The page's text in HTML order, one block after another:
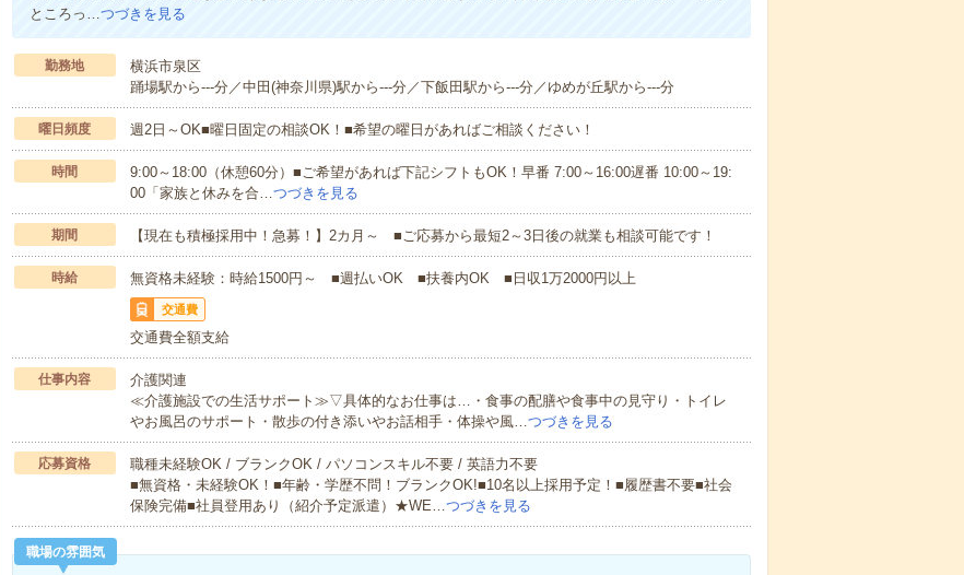
ところっ…つづきを見る
勤務地
横浜市泉区
踊場駅から---分／中田(神奈川県)駅から---分／下飯田駅から---分／ゆめが丘駅から---分
曜日頻度 週2日～OK■曜日固定の相談OK！■希望の曜日があればご相談ください！
時間
9:00～18:00（休憩60分）■ご希望があれば下記シフトもOK！早番 7:00～16:00遅番 10:00～19:
00「家族と休みを合…つづきを見る
期間 【現在も積極採用中！急募！】2カ月～ ■ご応募から最短2～3日後の就業も相談可能です！
時給 無資格未経験：時給1500円～ ■週払いOK ■扶養内OK ■日収1万2000円以上
交通費
交通費全額支給
仕事内容
介護関連
≪介護施設での生活サポート≫▽具体的なお仕事は…・食事の配膳や食事中の見守り・トイレ
やお風呂のサポート・散歩の付き添いやお話相手・体操や風…つづきを見る
応募資格
職種未経験OK / ブランクOK / パソコンスキル不要 / 英語力不要
■無資格・未経験OK！■年齢・学歴不問！ブランクOK!■10名以上採用予定！■履歴書不要■社会
保険完備■社員登用あり（紹介予定派遣）★WE…つづきを見る
職場の雰囲気